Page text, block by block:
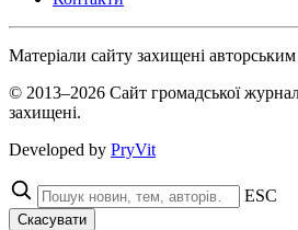
Матеріали сайту захищені
© 2013–2026 Сайт громадської
захищені.
Developed by PryVit
ESC
Скасувати